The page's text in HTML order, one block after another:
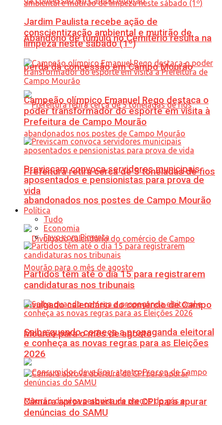
Abandono de túmulo no Cemitério resulta na
perda da concessão em Campo Mourão
Prefeitura retira cerca de 5 toneladas de fios
abandonados nos postes de Campo Mourão
Divulgado calendário do comércio de Campo
Mourão para o mês de agosto
Jardim Paulista recebe ação de
conscientização ambiental e mutirão de
limpeza neste sábado (1º)
Campeão olímpico Emanuel Rego destaca o
poder transformador do esporte em visita à
Prefeitura de Campo Mourão
Previscam convoca servidores municipais
aposentados e pensionistas para prova de
vida
Política
Tudo
Economia
Favo com Pimenta
Partidos têm até o dia 15 para registrarem
candidaturas nos tribunais
Saiba quando começa a propaganda eleitoral
e conheça as novas regras para as Eleições
2026
Câmara aprova abertura de CPI para apurar
denúncias do SAMU